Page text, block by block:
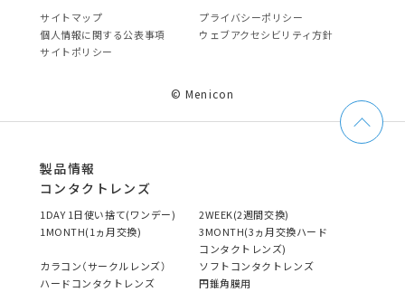
サイトマップ
プライバシーポリシー
個⼈情報に関する公表事項
ウェブアクセシビリティ方針
サイトポリシー
© Menicon
製品情報
コンタクトレンズ
1DAY 1日使い捨て(ワンデー)
2WEEK(2週間交換)
1MONTH(1ヵ月交換)
3MONTH(3ヵ月交換ハード
コンタクトレンズ)
カラコン（サークルレンズ）
ソフトコンタクトレンズ
ハードコンタクトレンズ
円錐角膜用